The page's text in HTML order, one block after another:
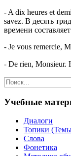
- A dix heures et
savez. В десять
времени
- Je vous remercie,
- De rien, Monsieur.
Учебные
Диалоги
Топики
Слова
Фонетика